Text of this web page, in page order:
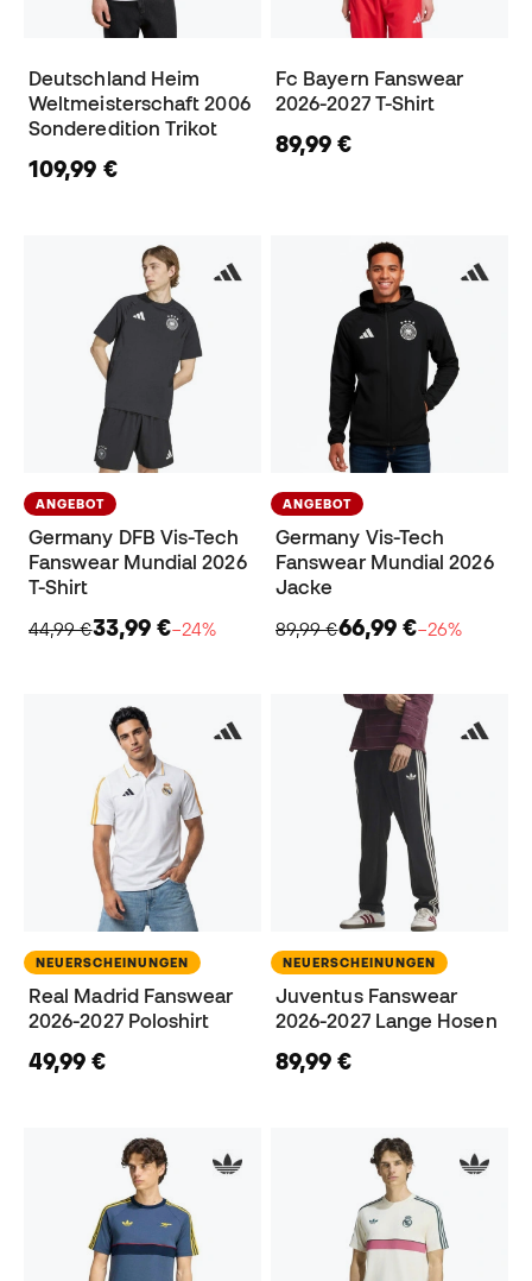
Deutschland Heim
Weltmeisterschaft 2006
Sonderedition Trikot
109,99 €
Fc Bayern Fanswear
2026-2027 T-Shirt
89,99 €
ANGEBOT
Germany DFB Vis-Tech
Fanswear Mundial 2026
T-Shirt
44,99 €33,99 €−24%
ANGEBOT
Germany Vis-Tech
Fanswear Mundial 2026
Jacke
89,99 €66,99 €−26%
NEUERSCHEINUNGEN
Real Madrid Fanswear
2026-2027 Poloshirt
49,99 €
NEUERSCHEINUNGEN
Juventus Fanswear
2026-2027 Lange Hosen
89,99 €